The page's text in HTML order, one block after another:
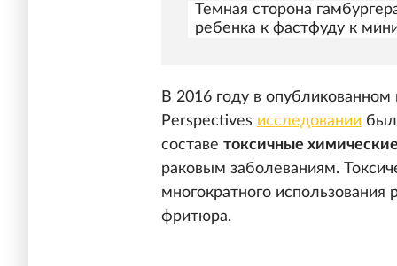
Темная сторона
ребенка к фастфуду к
В 2016 году в
Perspectives исследовании
составе токсичные
раковым заболеваниям.
многократного
фритюра.